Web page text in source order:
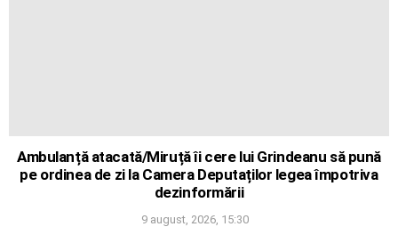
Ambulanță atacată/Miruță îi cere lui Grindeanu să pună
pe ordinea de zi la Camera Deputaților legea împotriva
dezinformării
9 august, 2026, 15:30